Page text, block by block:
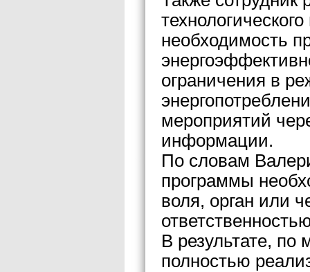
необходимость
ограничения в
мероприятий
информации.
По словам
программы
воля, орган или
В результате, по
полностью